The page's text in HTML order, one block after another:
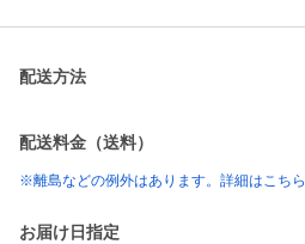
配送方法
配送料金（送料）
※離島などの例外はあります。詳細はこちら
お届け日指定